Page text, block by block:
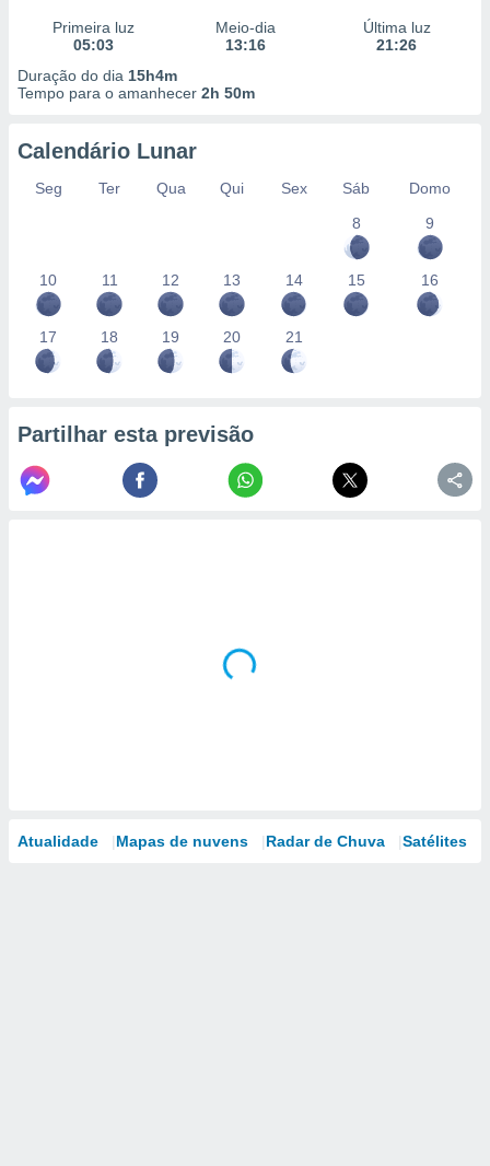
Primeira luz
05:03
Meio-dia
13:16
Última luz
21:26
Duração do dia 15h4m
Tempo para o amanhecer 2h 50m
Calendário Lunar
Seg Ter Qua Qui Sex Sáb
Domo
8
9
10 11 12 13 14 15 16
17 18 19 20 21
Partilhar esta previsão
Atualidade Mapas de nuvens Radar de Chuva Satélites